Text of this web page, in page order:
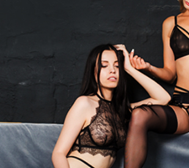
Svi članovi mogu poverljivo prijaviti
prijavljujete nešto, vaši lični podaci će
neće biti otkriveni. Svaka žalba dobija
broj i razmatra se pojedinačno.
prijavu, članovi mogu lako upozoriti naš
potencijalno štetan ili kršeći sadržaj.
sadržaja na ovaj način je jednostavno,
da upozori naš tim moderatora koji
prijavljeni sadržaj ili komentar.